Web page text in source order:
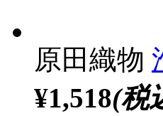
原田織物
¥1,518(税